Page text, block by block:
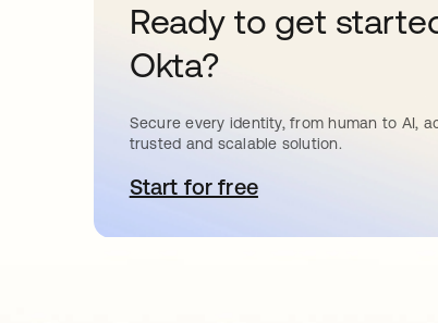
Ready to get
Okta?
Secure every identity, from human to AI,
trusted and scalable solution.
Start for freeabre em uma nova guia